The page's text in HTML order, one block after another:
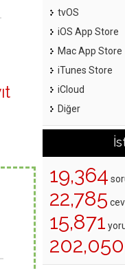
tvOS
iOS App Store
Mac App Store
iTunes Store
iCloud
Diğer
19,364
22,785
15,871
202,050